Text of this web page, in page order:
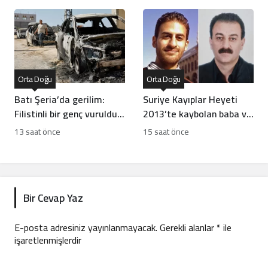
anlıyor
Batı Şeria’da gerilim:
Filistinli bir genç vuruldu,
sınıflar yıkıldı
Orta Doğu
13 saat önce
Suriye Kayıplar Heyeti
2013’te kaybolan baba ve
oğlun akıbetini açıkladı
Orta Doğu
15 saat önce
Bir Cevap Yaz
E-posta adresiniz yayınlanmayacak.Gerekli alanlar*ile
işaretlenmişlerdir